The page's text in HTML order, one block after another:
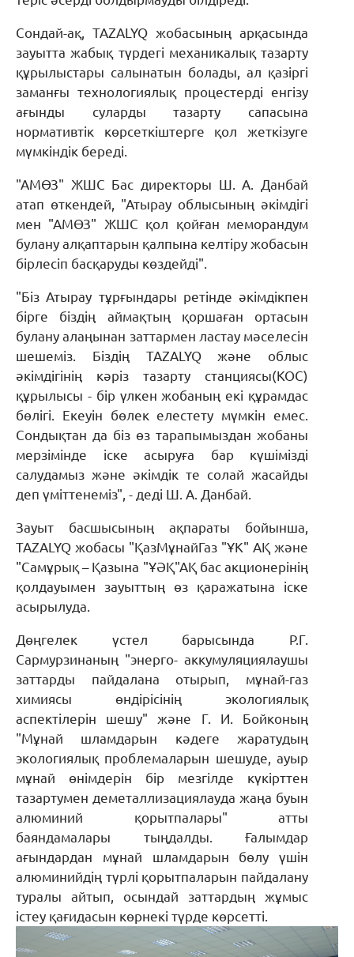
Сондай-ақ, TAZALYQ жобасының арқасында
зауытта жабық түрдегі механикалық тазарту
құрылыстары салынатын болады, ал қазіргі
заманғы технологиялық процестерді енгізу
ағынды суларды тазарту сапасына
нормативтік көрсеткіштерге қол жеткізуге
мүмкіндік береді.
"АМӨЗ" ЖШС Бас директоры Ш. А. Данбай
атап өткендей, "Атырау облысының әкімдігі
мен "АМӨЗ" ЖШС қол қойған меморандум
булану алқаптарын қалпына келтіру жобасын
бірлесіп басқаруды көздейді".
"Біз Атырау тұрғындары ретінде әкімдікпен
бірге біздің аймақтың қоршаған ортасын
булану алаңынан заттармен ластау мәселесін
шешеміз. Біздің TAZALYQ және облыс
әкімдігінің кәріз тазарту станциясы(КОС)
құрылысы - бір үлкен жобаның екі құрамдас
бөлігі. Екеуін бөлек елестету мүмкін емес.
Сондықтан да біз өз тарапымыздан жобаны
мерзімінде іске асыруға бар күшімізді
салудамыз және әкімдік те солай жасайды
деп үміттенеміз", - деді Ш. А. Данбай.
Зауыт басшысының ақпараты бойынша,
TAZALYQ жобасы "ҚазМұнайГаз "ҰК" АҚ және
"Самұрық – Қазына "ҰӘҚ"АҚ бас акционерінің
қолдауымен зауыттың өз қаражатына іске
асырылуда.
Дөңгелек үстел барысында Р.Г.
Сармурзинаның "энерго- аккумуляциялаушы
заттарды пайдалана отырып, мұнай-газ
химиясы өндірісінің экологиялық
аспектілерін шешу" және Г. И. Бойконың
"Мұнай шламдарын кәдеге жаратудың
экологиялық проблемаларын шешуде, ауыр
мұнай өнімдерін бір мезгілде күкірттен
тазартумен деметаллизациялауда жаңа буын
алюминий қорытпалары" атты
баяндамалары тыңдалды. Ғалымдар
ағындардан мұнай шламдарын бөлу үшін
алюминийдің түрлі қорытпаларын пайдалану
туралы айтып, осындай заттардың жұмыс
істеу қағидасын көрнекі түрде көрсетті.